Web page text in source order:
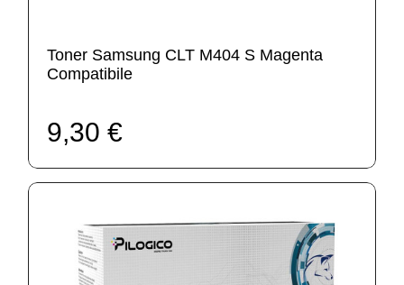
Toner Samsung CLT M404 S Magenta
Compatibile
9,30 €